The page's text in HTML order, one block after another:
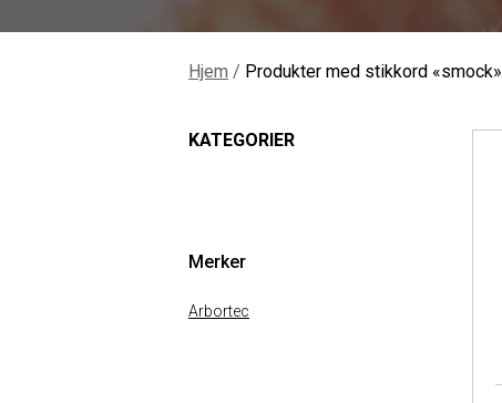
Hjem / Produkter med stikkord «smock»
KATEGORIER
Merker
Arbortec